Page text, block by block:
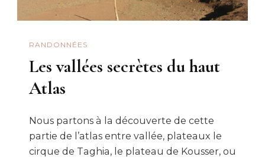
RANDONNÉES
Les vallées secrètes du haut
Atlas
Nous partons à la découverte de cette
partie de l’atlas entre vallée, plateaux le
cirque de Taghia, le plateau de Kousser, ou